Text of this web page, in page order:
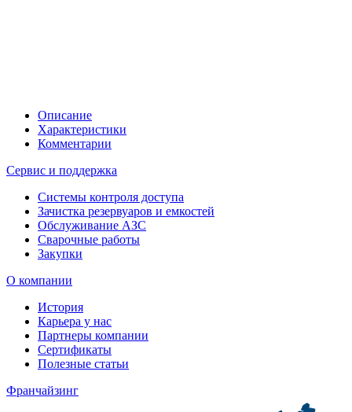
Описание
Характеристики
Комментарии
Сервис и поддержка
Системы контроля доступа
Зачистка резервуаров и емкостей
Обслуживание АЗС
Сварочные работы
Закупки
О компании
История
Карьера у нас
Партнеры компании
Сертификаты
Полезные статьи
Франчайзинг